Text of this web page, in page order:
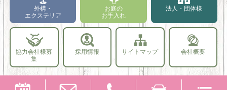
外構・
エクステリア
お庭の
お手入れ
法人・団体様
協力会社様募
集
採用情報 サイトマップ 会社概要